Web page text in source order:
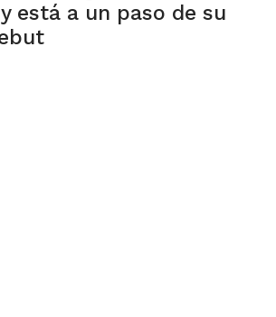
está a un paso de su